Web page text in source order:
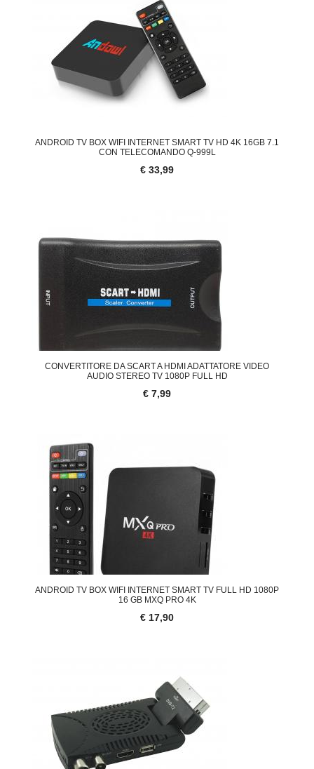
ANDROID TV BOX WIFI INTERNET SMART TV HD 4K 16GB 7.1
CON TELECOMANDO Q-999L
€ 33,99
CONVERTITORE DA SCART A HDMI ADATTATORE VIDEO
AUDIO STEREO TV 1080P FULL HD
€ 7,99
ANDROID TV BOX WIFI INTERNET SMART TV FULL HD 1080P
16 GB MXQ PRO 4K
€ 17,90